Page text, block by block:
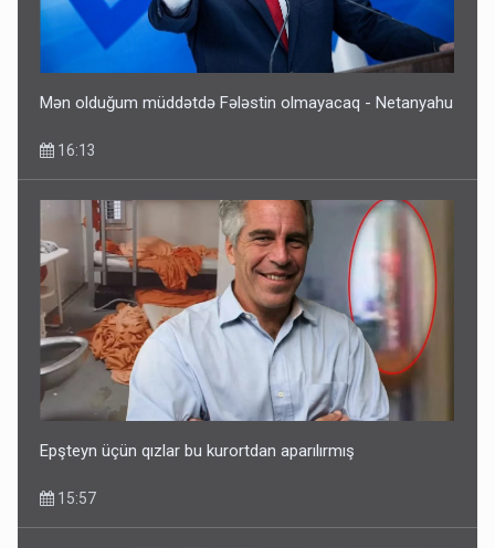
Mən olduğum müddətdə Fələstin olmayacaq - Netanyahu
16:13
Epşteyn üçün qızlar bu kurortdan aparılırmış
15:57